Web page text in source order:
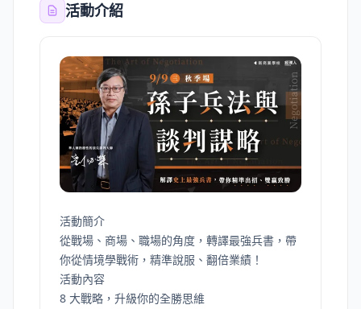
活動介紹
活動簡介
從戰場、商場、職場的角度，轉譯最強兵書，帶
你從情境學戰術，精準說服、翻倍業績！
活動內容
8 大戰略，升級你的全勝思維